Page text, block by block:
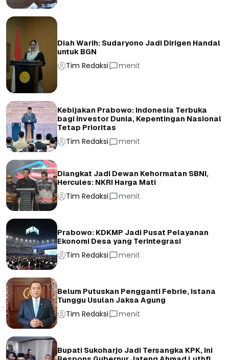
Diah Warih: Sudaryono Jadi Dirigen Handal
untuk BGN
Tim Redaksi menit
Kebijakan Prabowo: Indonesia Terbuka
bagi Investor Dunia, Kepentingan Nasional
Tetap Prioritas
Tim Redaksi menit
Diangkat Jadi Dewan Kehormatan SBNI,
Hercules: NKRI Harga Mati
Tim Redaksi menit
Prabowo: KDKMP Jadi Pusat Pelayanan
Ekonomi Desa yang Terintegrasi
Tim Redaksi menit
Belum Putuskan Pengganti Febrie, Istana
Tunggu Usulan Jaksa Agung
Tim Redaksi menit
Bupati Sukoharjo Jadi Tersangka KPK, Ini